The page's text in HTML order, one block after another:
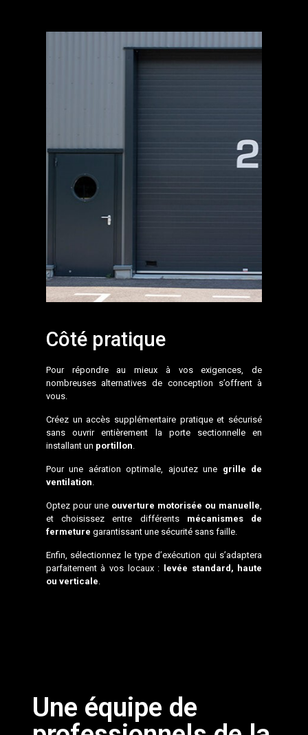
Côté pratique
Pour répondre au mieux à vos exigences, de
nombreuses alternatives de conception s’offrent à
vous.
Créez un accès supplémentaire pratique et sécurisé
sans ouvrir entièrement la porte sectionnelle en
installant un portillon
Pour une aération optimale, ajoutez une grille de
ventilation
Optez pour une ouverture motorisée ou manuelle
et choisissez entre différents mécanismes de
fermeture garantissant une sécurité sans faille.
Enfin, sélectionnez le type d’exécution qui s’adaptera
parfaitement à vos locaux :
levée standard, haute
ou verticale
Une équipe de